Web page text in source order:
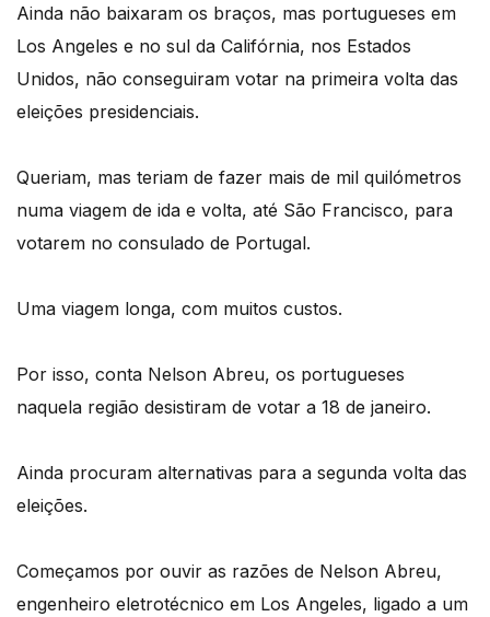
Ainda não baixaram os braços, mas portugueses em
Los Angeles e no sul da Califórnia, nos Estados
Unidos, não conseguiram votar na primeira volta das
eleições presidenciais.
Queriam, mas teriam de fazer mais de mil quilómetros
numa viagem de ida e volta, até São Francisco, para
votarem no consulado de Portugal.
Uma viagem longa, com muitos custos.
Por isso, conta Nelson Abreu, os portugueses
naquela região desistiram de votar a 18 de janeiro.
Ainda procuram alternativas para a segunda volta das
eleições.
Começamos por ouvir as razões de Nelson Abreu,
engenheiro eletrotécnico em Los Angeles, ligado a um